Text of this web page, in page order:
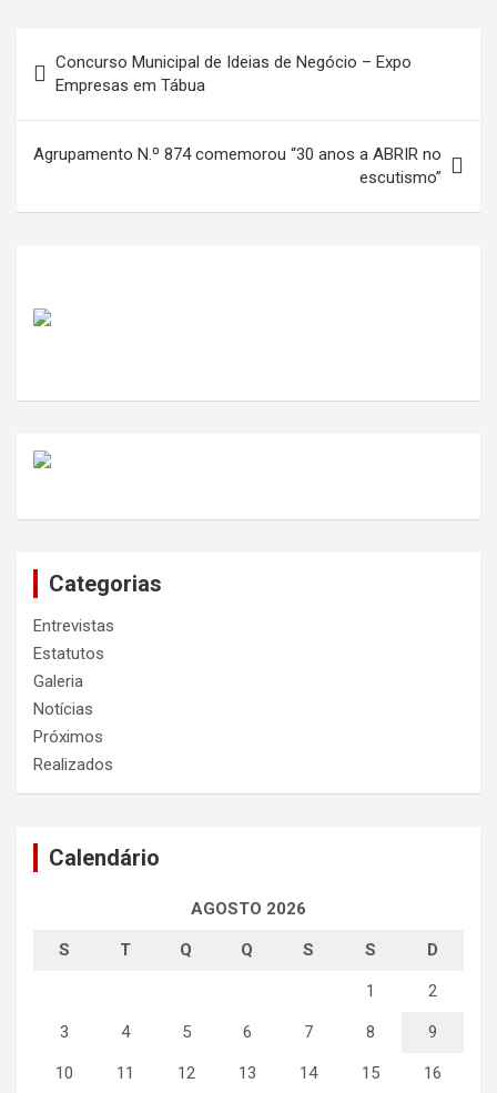
de
artigos
Concurso Municipal de Ideias de Negócio – Expo
Empresas em Tábua
Agrupamento N.º 874 comemorou “30 anos a ABRIR no
escutismo”
Categorias
Entrevistas
Estatutos
Galeria
Notícias
Próximos
Realizados
Calendário
AGOSTO 2026
S T Q Q S S D
1 2
3 4 5 6 7 8 9
10 11 12 13 14 15 16